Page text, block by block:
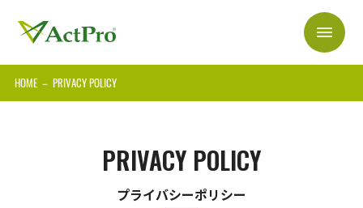
HOME－ PRIVACY POLICY
PRIVACY POLICY
プライバシーポリシー